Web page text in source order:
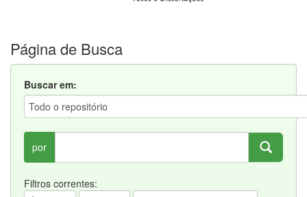
Página de Busca
Buscar em:
por
Filtros correntes: